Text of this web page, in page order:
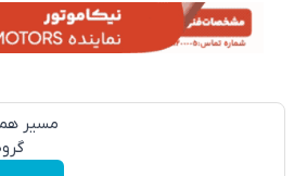
مسیر